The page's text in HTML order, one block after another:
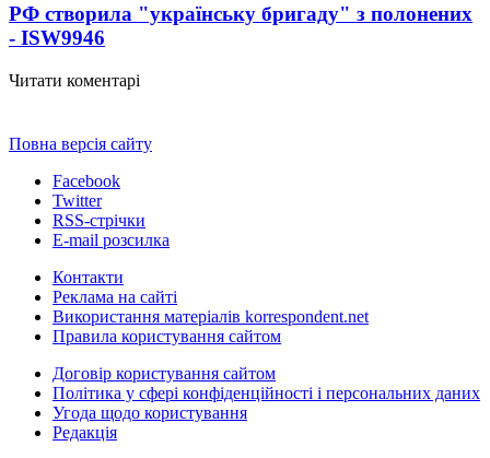
РФ створила "українську бригаду" з полонених
- ISW9946
Читати коментарі
Повна версія сайту
Facebook
Twitter
RSS-стрічки
E-mail розсилка
Контакти
Реклама на сайті
Використання матеріалів korrespondent.net
Правила користування сайтом
Договір користування сайтом
Політика у сфері конфіденційності і персональних даних
Угода щодо користування
Редакція